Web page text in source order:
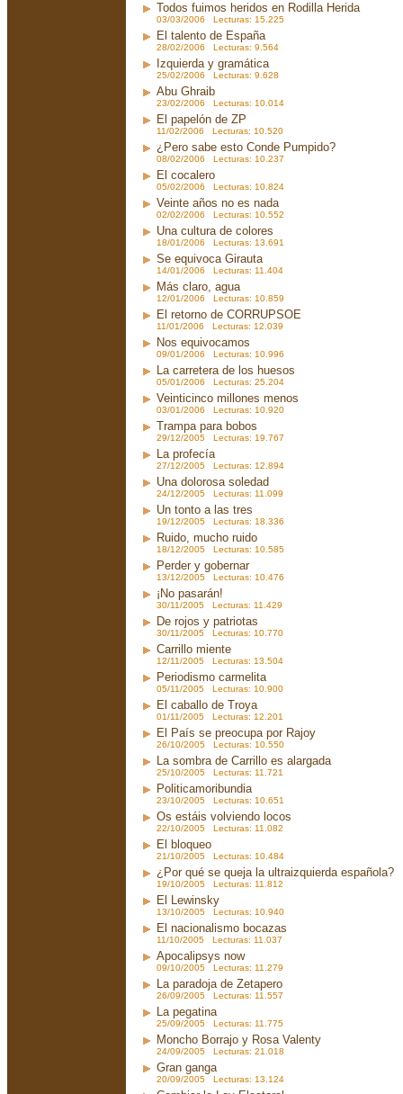
Todos fuimos heridos en Rodilla Herida
03/03/2006 Lecturas: 15.225
El talento de España
28/02/2006 Lecturas: 9.564
Izquierda y gramática
25/02/2006 Lecturas: 9.628
Abu Ghraib
23/02/2006 Lecturas: 10.014
El papelón de ZP
11/02/2006 Lecturas: 10.520
¿Pero sabe esto Conde Pumpido?
08/02/2006 Lecturas: 10.237
El cocalero
05/02/2006 Lecturas: 10.824
Veinte años no es nada
02/02/2006 Lecturas: 10.552
Una cultura de colores
18/01/2006 Lecturas: 13.691
Se equivoca Girauta
14/01/2006 Lecturas: 11.404
Más claro, agua
12/01/2006 Lecturas: 10.859
El retorno de CORRUPSOE
11/01/2006 Lecturas: 12.039
Nos equivocamos
09/01/2006 Lecturas: 10.996
La carretera de los huesos
05/01/2006 Lecturas: 25.204
Veinticinco millones menos
03/01/2006 Lecturas: 10.920
Trampa para bobos
29/12/2005 Lecturas: 19.767
La profecía
27/12/2005 Lecturas: 12.894
Una dolorosa soledad
24/12/2005 Lecturas: 11.099
Un tonto a las tres
19/12/2005 Lecturas: 18.336
Ruido, mucho ruido
18/12/2005 Lecturas: 10.585
Perder y gobernar
13/12/2005 Lecturas: 10.476
¡No pasarán!
30/11/2005 Lecturas: 11.429
De rojos y patriotas
30/11/2005 Lecturas: 10.770
Carrillo miente
12/11/2005 Lecturas: 13.504
Periodismo carmelita
05/11/2005 Lecturas: 10.900
El caballo de Troya
01/11/2005 Lecturas: 12.201
El País se preocupa por Rajoy
26/10/2005 Lecturas: 10.550
La sombra de Carrillo es alargada
25/10/2005 Lecturas: 11.721
Politicamoribundia
23/10/2005 Lecturas: 10.651
Os estáis volviendo locos
22/10/2005 Lecturas: 11.082
El bloqueo
21/10/2005 Lecturas: 10.484
¿Por qué se queja la ultraizquierda española?
19/10/2005 Lecturas: 11.812
El Lewinsky
13/10/2005 Lecturas: 10.940
El nacionalismo bocazas
11/10/2005 Lecturas: 11.037
Apocalipsys now
09/10/2005 Lecturas: 11.279
La paradoja de Zetapero
26/09/2005 Lecturas: 11.557
La pegatina
25/09/2005 Lecturas: 11.775
Moncho Borrajo y Rosa Valenty
24/09/2005 Lecturas: 21.018
Gran ganga
20/09/2005 Lecturas: 13.124